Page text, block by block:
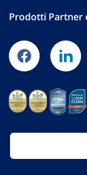
Prodotti Partner